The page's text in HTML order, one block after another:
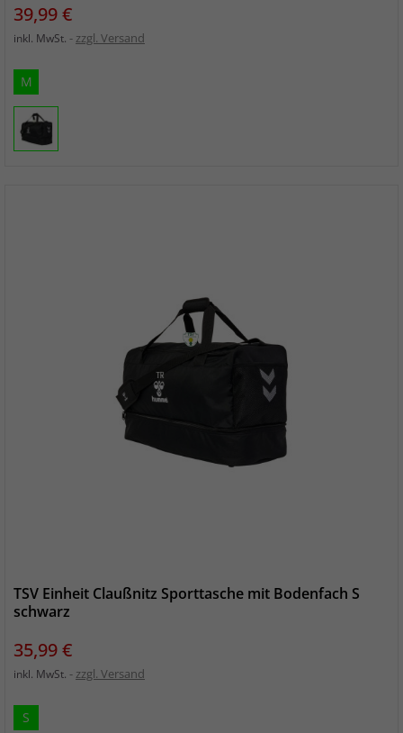
Preis
39,99 €
inkl. MwSt. zzgl. Versand
M
TSV Einheit Claußnitz Sporttasche mit Bodenfach S
schwarz
Preis
35,99 €
inkl. MwSt. zzgl. Versand
S